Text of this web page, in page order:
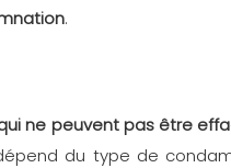
.
ne peuvent pas être
du type de